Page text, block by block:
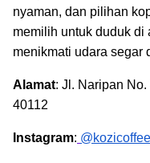
nyaman, dan pilihan
memilih untuk duduk di
menikmati udara segar
Alamat: Jl. Naripan
40112
Instagram: